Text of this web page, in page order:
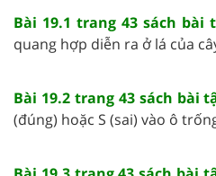
Bài 19.1 trang 43 sách bài
quang hợp diễn ra ở lá của
Bài 19.2 trang 43 sách bài
(đúng) hoặc S (sai) vào ô